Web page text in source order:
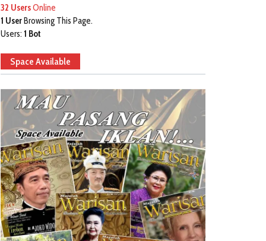
32 UsersOnline
1 UserBrowsing This Page.
Users: 1 Bot
Space Available